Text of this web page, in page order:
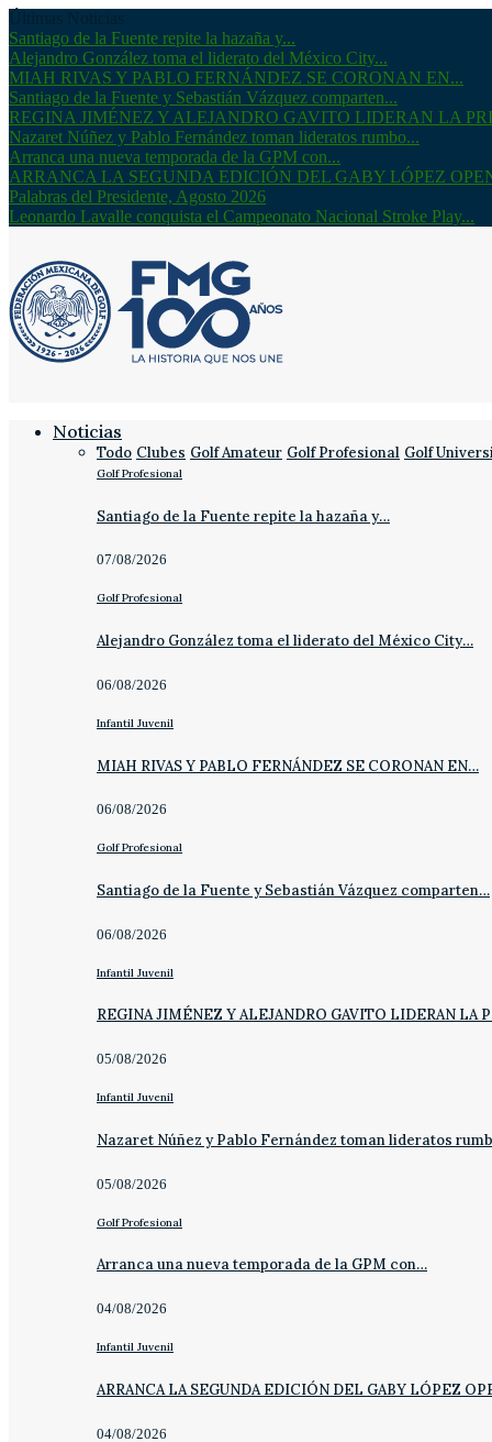
Santiago de la Fuente repite la hazaña y...
Alejandro González toma el liderato del México City...
MIAH RIVAS Y PABLO FERNÁNDEZ SE CORONAN EN...
Santiago de la Fuente y Sebastián Vázquez comparten...
REGINA JIMÉNEZ Y ALEJANDRO GAVITO LIDERAN LA
Nazaret Núñez y Pablo Fernández toman lideratos rumbo...
Arranca una nueva temporada de la GPM con...
ARRANCA LA SEGUNDA EDICIÓN DEL GABY LÓPEZ
Palabras del Presidente, Agosto 2026
Leonardo Lavalle conquista el Campeonato Nacional Stroke Play...
Noticias
Todo Clubes Golf Amateur Golf Profesional Golf
Golf Profesional
Santiago de la Fuente repite la hazaña y…
07/08/2026
Golf Profesional
Alejandro González toma el liderato del México City…
06/08/2026
Infantil Juvenil
MIAH RIVAS Y PABLO FERNÁNDEZ SE CORONAN EN…
06/08/2026
Golf Profesional
Santiago de la Fuente y Sebastián Vázquez comparten…
06/08/2026
Infantil Juvenil
REGINA JIMÉNEZ Y ALEJANDRO GAVITO LIDERAN LA
05/08/2026
Infantil Juvenil
Nazaret Núñez y Pablo Fernández toman lideratos
05/08/2026
Golf Profesional
Arranca una nueva temporada de la GPM con…
04/08/2026
Infantil Juvenil
ARRANCA LA SEGUNDA EDICIÓN DEL GABY LÓPEZ
04/08/2026